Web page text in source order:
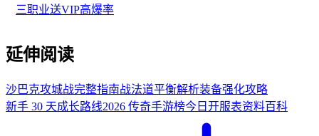
三职业送VIP高爆率
延伸阅读
沙巴克攻城战完整指南战法道平衡解析装备强化攻略
新手 30 天成长路线2026 传奇手游榜今日开服表资料百科